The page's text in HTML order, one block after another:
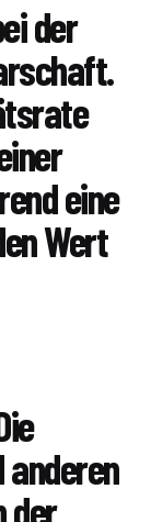
der
eine
Wert
anderen
der